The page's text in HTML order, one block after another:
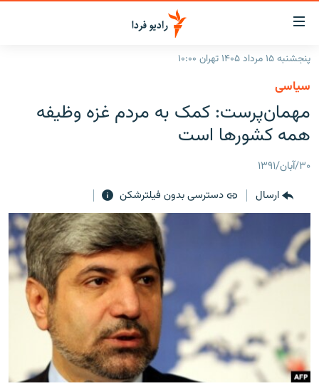
لینک‌های
قابلیت
دسترسی
بازگشت
منوی
اصلی
رفتن
صفحه
جستجو
جهان
برنامه‌های رادیویی
پادکست
چندرسانه‌ای
گزارش‌های تصویری
گزارش‌های ویدئویی
زنان فردا
English
پنجشنبه ۱۵ مرداد ۱۴۰۵ تهران ۱۰:۰۰
سیاسی
مهمان‌پرست: کمک به مردم غزه وظیفه
همه کشورها است
۳۰/آبان/۱۳۹۱
ارسال
دسترسی بدون فیلترشکن